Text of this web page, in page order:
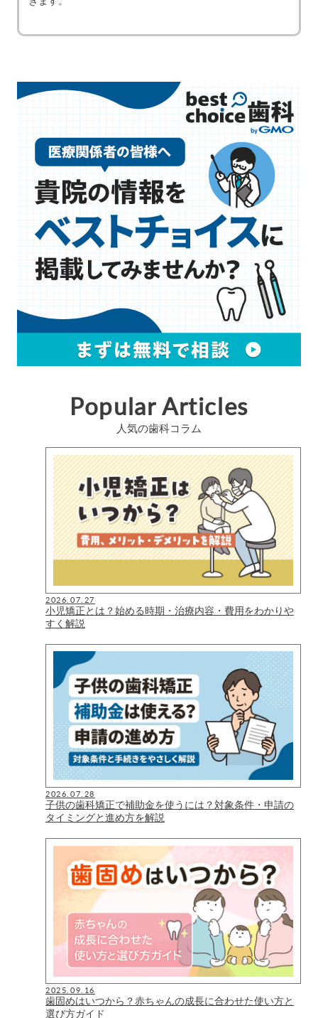
Popular Articles
人気の歯科コラム
2026.07.27
小児矯正とは？始める時期・治療内容・費用をわかりや
すく解説
2026.07.28
子供の歯科矯正で補助金を使うには？対象条件・申請の
タイミングと進め方を解説
2025.09.16
歯固めはいつから？赤ちゃんの成長に合わせた使い方と
選び方ガイド